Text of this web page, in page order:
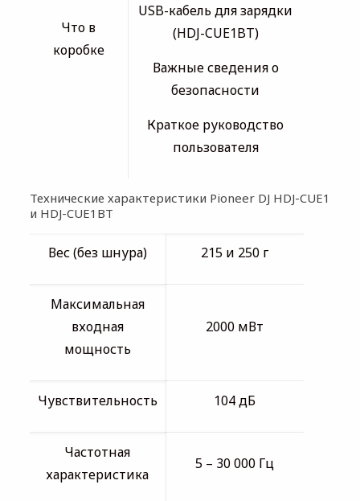
Что в
коробке
USB-кабель для зарядки
(HDJ-CUE1BT)
Важные сведения о
безопасности
Краткое руководство
пользователя
Технические характеристики Pioneer DJ HDJ-CUE1
и HDJ-CUE1BT
Вес (без шнура) 215 и 250 г
Максимальная
входная
мощность
2000 мВт
Чувствительность 104 дБ
Частотная
характеристика
5 – 30 000 Гц